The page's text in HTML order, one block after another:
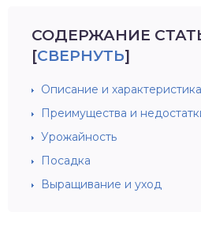
СОДЕРЖАНИЕ
[СВЕРНУТЬ]
Описание и
Преимущества и
Урожайность
Посадка
Выращивание и уход